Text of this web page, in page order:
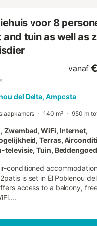
voor 8
and tuin as well as
vanaf
del Delta, Amposta
140 m² 950 m
Zwembad, WiFi, Internet,
Terras,
televisie, Tuin,
conditioned
is set in El Poblenou
access to a balcony,